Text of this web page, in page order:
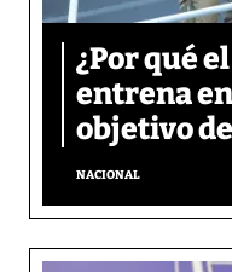
¿Por qué
entrena
objetivo
NACIONAL